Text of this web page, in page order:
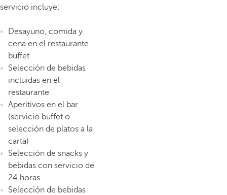
servicio incluye:
Desayuno, comida y
cena en el restaurante
buffet
Selección de bebidas
incluidas en el
restaurante
Aperitivos en el bar
(servicio buffet o
selección de platos a la
carta)
Selección de snacks y
bebidas con servicio de
24 horas
Selección de bebidas